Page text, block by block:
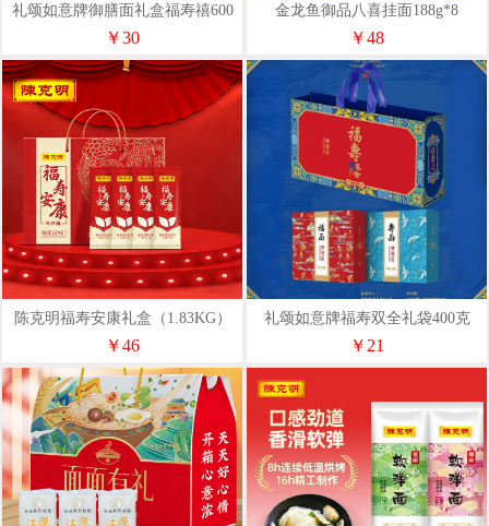
礼颂如意牌御膳面礼盒福寿禧600
克
￥30
金龙鱼御品八喜挂面188g*8
￥48
陈克明福寿安康礼盒（1.83KG）
￥46
礼颂如意牌福寿双全礼袋400克
￥21